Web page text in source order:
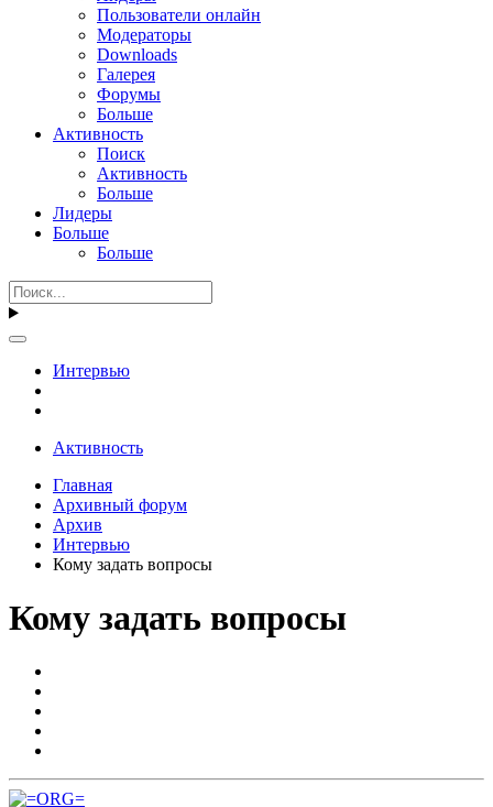
Пользователи онлайн
Модераторы
Downloads
Галерея
Форумы
Больше
Активность
Поиск
Активность
Больше
Лидеры
Больше
Больше
Интервью
Активность
Главная
Архивный форум
Архив
Интервью
Кому задать вопросы
Кому задать вопросы